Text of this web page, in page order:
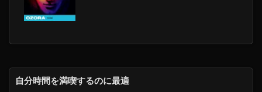
自分時間を満喫するのに最適